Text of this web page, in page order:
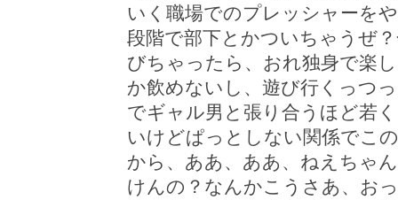
いく職場でのプレッシャーを
段階で部下とかついちゃうぜ
びちゃったら、おれ独身で楽
か飲めないし、遊び行くっつ
でギャル男と張り合うほど若
いけどぱっとしない関係でこ
から、ああ、ああ、ねえちゃ
けんの？なんかこうさあ、お